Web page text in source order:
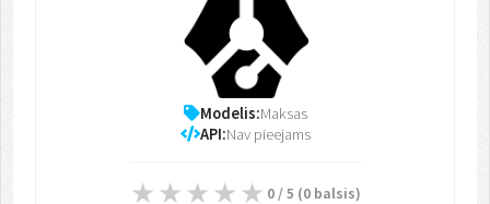
Modelis:Maksas
API:Nav pieejams
0/ 5 (0balsis)